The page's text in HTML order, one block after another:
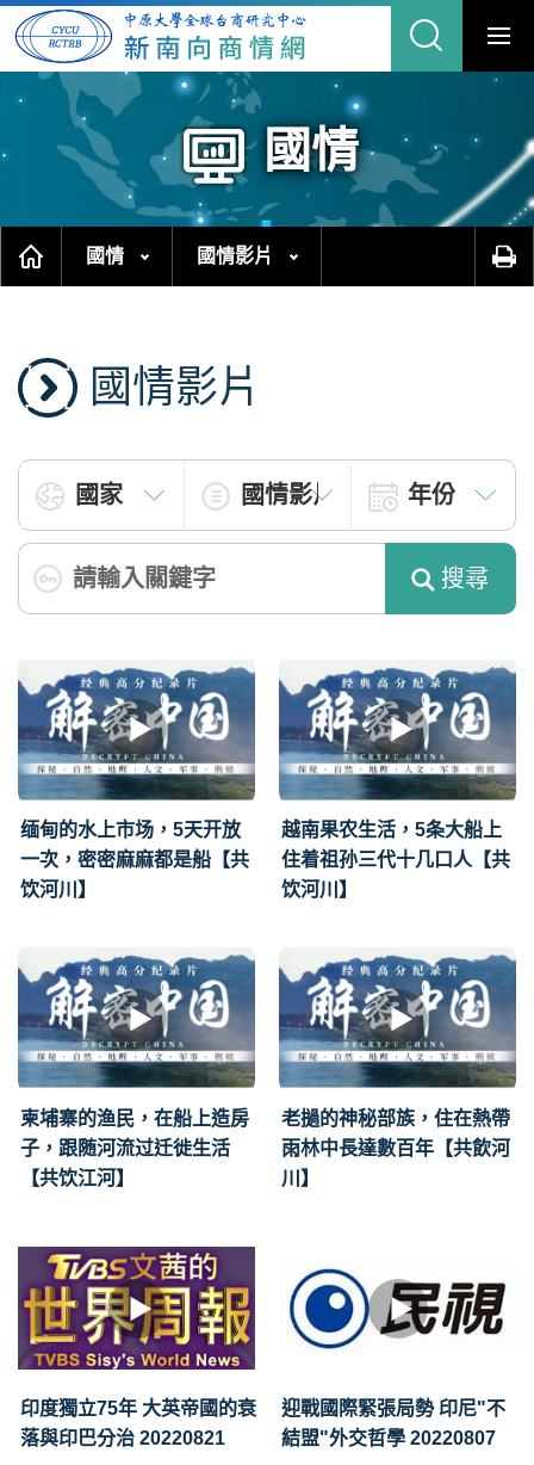
跳
主
要
區
合
尋
國情
國情 國情影片
國情影片
搜尋
缅甸的水上市场，5天开放
一次，密密麻麻都是船【共
饮河川】
越南果农生活，5条大船上
住着祖孙三代十几口人【共
饮河川】
柬埔寨的渔民，在船上造房
子，跟随河流过迁徙生活
【共饮江河】
老撾的神秘部族，住在熱帶
雨林中長達數百年【共飲河
川】
印度獨立75年 大英帝國的衰
落與印巴分治 20220821
迎戰國際緊張局勢 印尼"不
結盟"外交哲學 20220807